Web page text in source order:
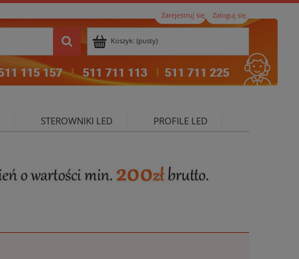
Zarejestruj się Zaloguj się
Koszyk: (pusty)
STEROWNIKI LED PROFILE LED